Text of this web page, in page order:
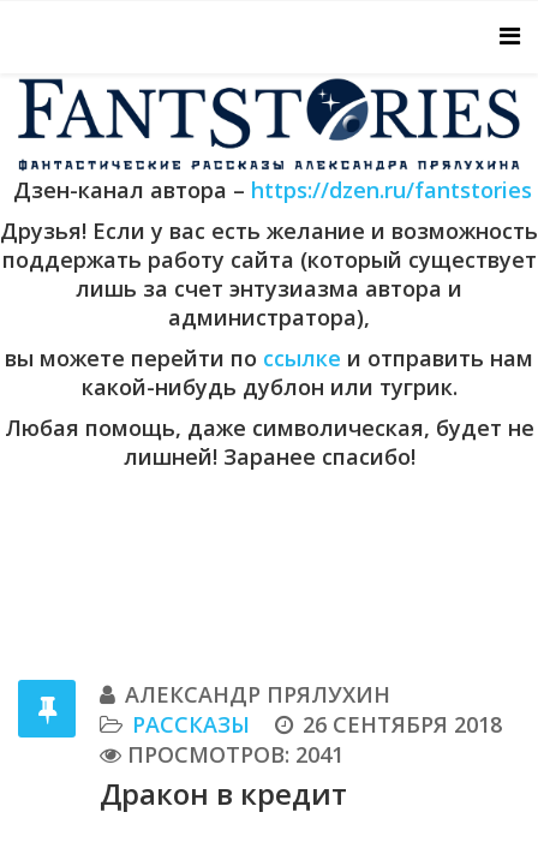
Дзен-канал автора – https://dzen.ru/fantstories
Друзья! Если у вас есть желание и возможность
поддержать работу сайта (который существует
лишь за счет энтузиазма автора и
администратора),
вы можете перейти по ссылке и отправить нам
какой-нибудь дублон или тугрик.
Любая помощь, даже символическая, будет не
лишней! Заранее спасибо!
АЛЕКСАНДР ПРЯЛУХИН
РАССКАЗЫ
26 СЕНТЯБРЯ 2018
ПРОСМОТРОВ: 2041
Дракон в кредит